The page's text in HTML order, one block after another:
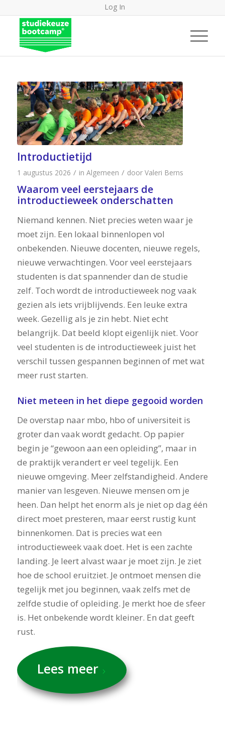
Log In
Introductietijd
1 augustus 2026 / in Algemeen / door Valeri Berns
Waarom veel eerstejaars de
introductieweek onderschatten
Niemand kennen. Niet precies weten waar je
moet zijn. Een lokaal binnenlopen vol
onbekenden. Nieuwe docenten, nieuwe regels,
nieuwe verwachtingen. Voor veel eerstejaars
studenten is dat spannender dan de studie
zelf. Toch wordt de introductieweek nog vaak
gezien als iets vrijblijvends. Een leuke extra
week. Gezellig als je zin hebt. Niet echt
belangrijk. Dat beeld klopt eigenlijk niet. Voor
veel studenten is de introductieweek juist het
verschil tussen gespannen beginnen of met wat
meer rust starten.
Niet meteen in het diepe gegooid worden
De overstap naar mbo, hbo of universiteit is
groter dan vaak wordt gedacht. Op papier
begin je “gewoon aan een opleiding”, maar in
de praktijk verandert er veel tegelijk. Een
nieuwe omgeving. Meer zelfstandigheid. Andere
manier van lesgeven. Nieuwe mensen om je
heen. Dan helpt het enorm als je niet op dag één
direct moet presteren, maar eerst rustig kunt
binnenkomen. Dat is precies wat een
introductieweek vaak doet. Het is een zachte
landing. Je leert alvast waar je moet zijn. Je ziet
hoe de school eruitziet. Je ontmoet mensen die
tegelijk met jou beginnen, vaak zelfs met de
zelfde studie of opleiding. Je merkt hoe de sfeer
is. Het onbekende wordt kleiner. En dat geeft
rust.
Lees meer